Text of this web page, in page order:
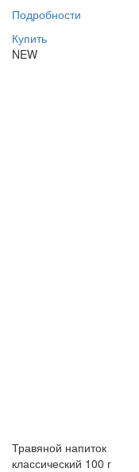
Подробности
Купить
NEW
Травяной напиток
классический 100 г